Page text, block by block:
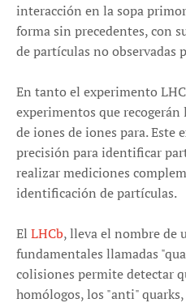
interacción en la sopa
forma sin precedentes, con
de partículas no observadas
En tanto el experimento
experimentos que
de iones de iones para.
precisión para identificar
realizar mediciones
identificación de partículas.
El LHCb, lleva el nombre de
fundamentales llamadas
colisiones permite detectar
homólogos, los "anti"